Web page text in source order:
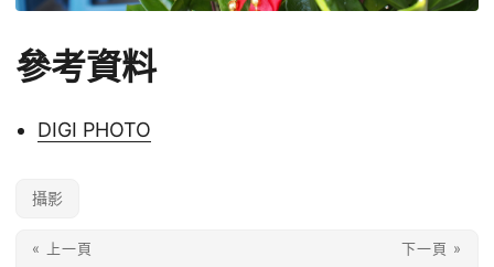
參考資料
DIGI PHOTO
攝影
« 上一頁 下一頁 »